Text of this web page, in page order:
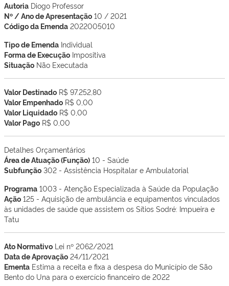
Autoria Diogo Professor
Nº / Ano de Apresentação 10 / 2021
Código da Emenda 2022005010
Tipo de Emenda Individual
Forma de Execução Impositiva
Situação Não Executada
Valor Destinado R$ 97.252,80
Valor Empenhado R$ 0,00
Valor Liquidado R$ 0,00
Valor Pago R$ 0,00
Detalhes Orçamentários
Área de Atuação (Função) 10 - Saúde
Subfunção 302 - Assistência Hospitalar e Ambulatorial
Programa 1003 - Atenção Especializada à Saúde da População
Ação 125 - Aquisição de ambulância e equipamentos vinculados
às unidades de saúde que assistem os Sítios Sodré: Impueira e
Tatu
Ato Normativo Lei nº 2062/2021
Data de Aprovação 24/11/2021
Ementa Estima a receita e fixa a despesa do Município de São
Bento do Una para o exercício financeiro de 2022